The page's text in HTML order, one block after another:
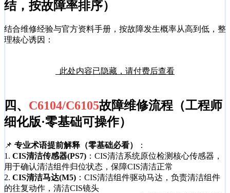
结，按故障率排序）
结合维修经验与官方资料手册，按故障发生概率从高到低，整
理核心诱因：
此处内容已隐藏，请付费后查看
四、 C6104/C6105故障维修流程（工程师
细化版·零基础可操作）
📌 专业术语提前解释（零基础必看）
：
1. CIS清洁传感器(PS7) ：CIS清洁系统原位检测核心传感器，
用于确认清洁组件归位状态，保障CIS清洁正常
2. CIS清洁马达(M5) ：CIS清洁组件驱动马达，负责清洁组件
的往复动作，清洁CIS镜头